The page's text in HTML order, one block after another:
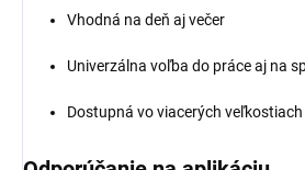
Vhodná na deň aj večer
Univerzálna voľba do práce aj na
Dostupná vo viacerých